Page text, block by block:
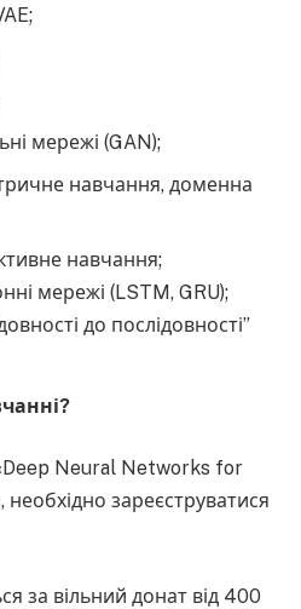
мережі (GAN);
навчання, доменна
навчання;
мережі (LSTM, GRU);
до послідовності”
Neural Networks for
зареєструватися
за вільний донат від 400